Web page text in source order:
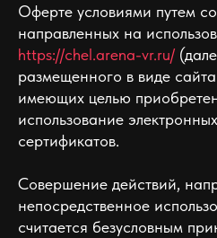
Оферте условиями путем
направленных на
https://chel.arena-vr.ru/
размещенного в виде
имеющих целью
использование
сертификатов.
Совершение действий,
непосредственное
считается безусловным